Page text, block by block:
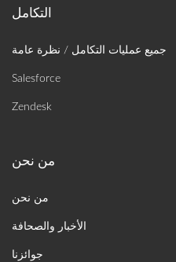
جميع عمليات التكامل / نظرة عامة
Salesforce
Zendesk
من نحن
الأخبار والصحافة
جوائزنا